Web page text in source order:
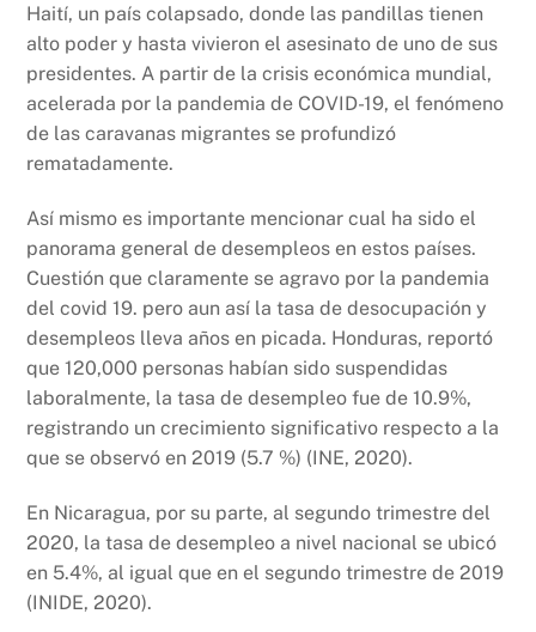
Haití, un país colapsado, donde las pandillas tienen
alto poder y hasta vivieron el asesinato de uno de sus
presidentes. A partir de la crisis económica mundial,
acelerada por la pandemia de COVID-19, el fenómeno
de las caravanas migrantes se profundizó
rematadamente.
Así mismo es importante mencionar cual ha sido el
panorama general de desempleos en estos países.
Cuestión que claramente se agravo por la pandemia
del covid 19. pero aun así la tasa de desocupación y
desempleos lleva años en picada. Honduras, reportó
que 120,000 personas habían sido suspendidas
laboralmente, la tasa de desempleo fue de 10.9%,
registrando un crecimiento significativo respecto a la
que se observó en 2019 (5.7 %) (INE, 2020).
En Nicaragua, por su parte, al segundo trimestre del
2020, la tasa de desempleo a nivel nacional se ubicó
en 5.4%, al igual que en el segundo trimestre de 2019
(INIDE, 2020).